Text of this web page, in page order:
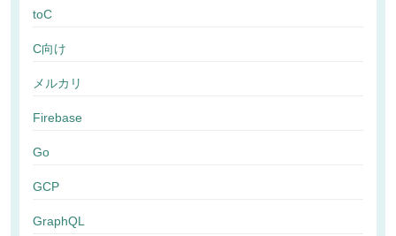
toC
C向け
メルカリ
Firebase
Go
GCP
GraphQL